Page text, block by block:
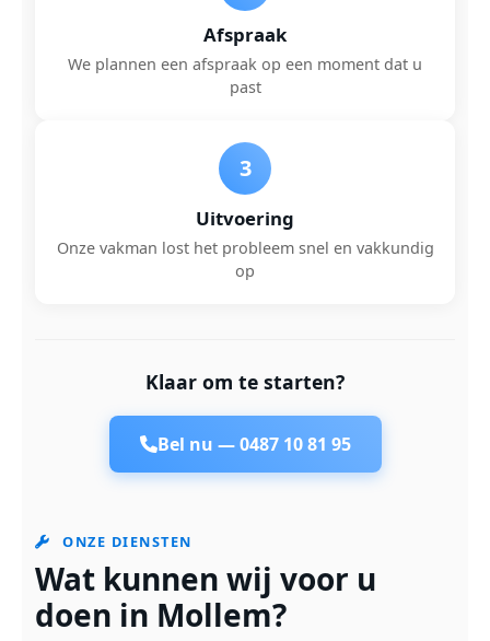
Afspraak
We plannen een afspraak op een moment dat u
past
3
Uitvoering
Onze vakman lost het probleem snel en vakkundig
op
Klaar om te starten?
Bel nu —0487 10 81 95
ONZE DIENSTEN
Wat kunnen wij voor u
doen in Mollem?